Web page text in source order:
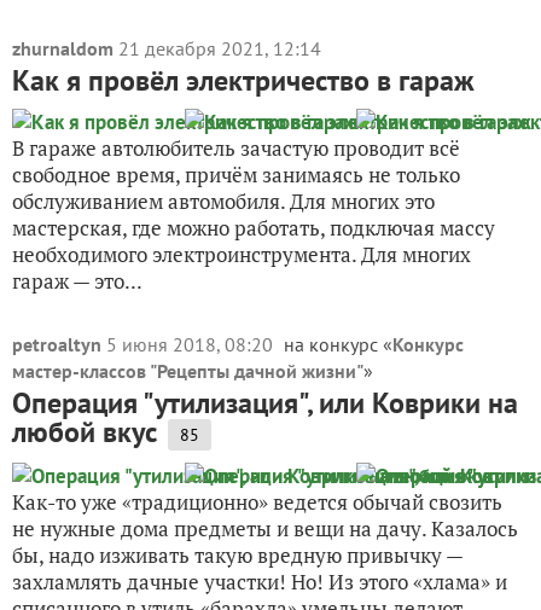
zhurnaldom 21 декабря 2021, 12:14
Как я провёл электричество в гараж
В гараже автолюбитель зачастую проводит всё
свободное время, причём занимаясь не только
обслуживанием автомобиля. Для многих это
мастерская, где можно работать, подключая массу
необходимого электроинструмента. Для многих
гараж — это...
petroaltyn 5 июня 2018, 08:20 на конкурс «Конкурс
мастер-классов "Рецепты дачной жизни"»
Операция "утилизация", или Коврики на
любой вкус 85
Как-то уже «традиционно» ведется обычай свозить
не нужные дома предметы и вещи на дачу. Казалось
бы, надо изживать такую вредную привычку —
захламлять дачные участки! Но! Из этого «хлама» и